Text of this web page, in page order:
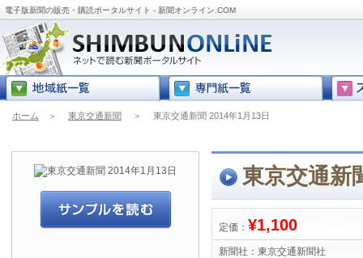
電子版新聞の販売・購読ポータルサイト - 新聞オンライン.COM
ホーム ＞ 東京交通新聞 ＞ 東京交通新聞 2014年1月13日
東京交通新
定価： ¥1,100
新聞社： 東京交通新聞社